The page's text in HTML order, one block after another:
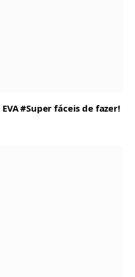
#Super fáceis de fazer!